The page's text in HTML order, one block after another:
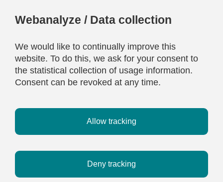
Webanalyze / Data collection
We would like to continually improve this
website. To do this, we ask for your consent to
the statistical collection of usage information.
Consent can be revoked at any time.
Allow tracking
Deny tracking